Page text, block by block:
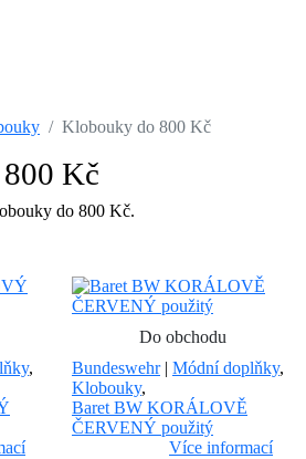
Klobouky do 800 Kč
Kč
do 800 Kč.
,
Do obchodu
Bundeswehr| Módní doplňky,
Klobouky,
Baret BW KORÁLOVĚ
ČERVENÝ použitý
Více informací